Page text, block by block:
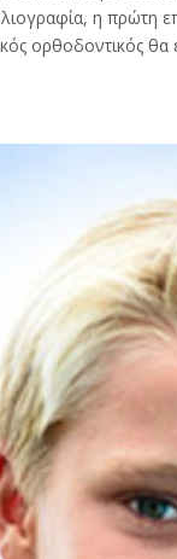
η πρώτη
ορθοδοντικός